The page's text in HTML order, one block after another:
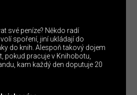
své peníze? Někdo radí
spoření, jiní ukládají do
do knih. Alespoň takový dojem
pokud pracuje v Knihobotu,
kam každý den doputuje 20